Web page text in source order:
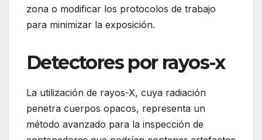
zona o modificar los protocolos de trabajo
para minimizar la exposición.
Detectores por rayos-x
La utilización de rayos-X, cuya radiación
penetra cuerpos opacos, representa un
método avanzado para la inspección de